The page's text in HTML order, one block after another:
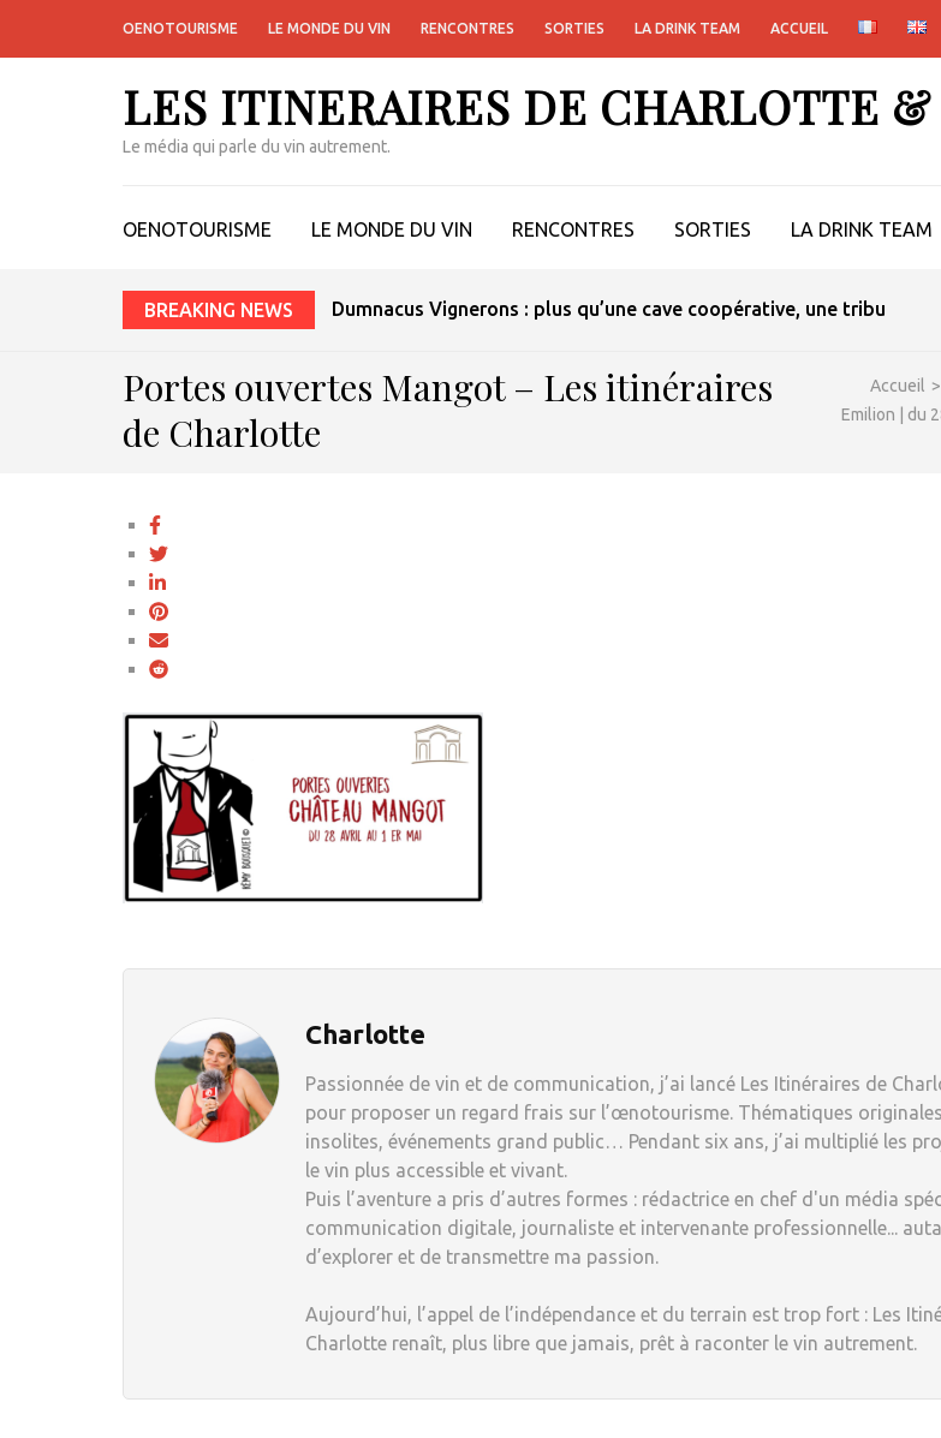
OENOTOURISME LE MONDE DU VIN RENCONTRES SORTIES LA DRINK TEAM ACCUEIL
LES ITINERAIRES DE CHARLOTTE
Le média qui parle du vin autrement.
OENOTOURISME LE MONDE DU VIN RENCONTRES SORTIES LA DRINK TEAM
BREAKING NEWS Dumnacus Vignerons : plus qu’une cave coopérative, une tribu
Accueil >
Emilion | du
Portes ouvertes Mangot – Les itinéraires
de Charlotte
Charlotte
Passionnée de vin et de communication, j’ai lancé Les Itinéraires de
pour proposer un regard frais sur l’œnotourisme. Thématiques
insolites, événements grand public… Pendant six ans, j’ai multiplié les
le vin plus accessible et vivant.
Puis l’aventure a pris d’autres formes : rédactrice en chef d'un média
communication digitale, journaliste et intervenante professionnelle...
d’explorer et de transmettre ma passion.
Aujourd’hui, l’appel de l’indépendance et du terrain est trop fort : Les
Charlotte renaît, plus libre que jamais, prêt à raconter le vin autrement.